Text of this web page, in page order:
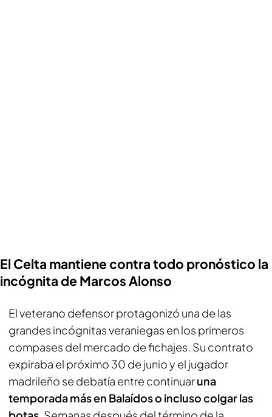
El Celta mantiene contra todo pronóstico la
incógnita de Marcos Alonso
El veterano defensor protagonizó una de las
grandes incógnitas veraniegas en los primeros
compases del mercado de fichajes. Su contrato
expiraba el próximo 30 de junio y el jugador
madrileño se debatía entre continuaruna
temporada más en Balaídos o incluso colgar las